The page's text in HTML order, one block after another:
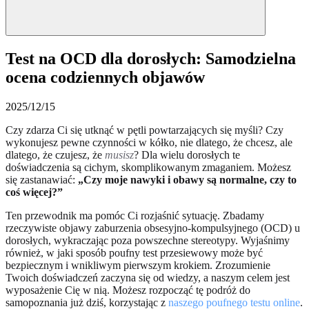
Test na OCD dla dorosłych: Samodzielna
ocena codziennych objawów
2025/12/15
Czy zdarza Ci się utknąć w pętli powtarzających się myśli? Czy
wykonujesz pewne czynności w kółko, nie dlatego, że chcesz, ale
dlatego, że czujesz, że musisz? Dla wielu dorosłych te
doświadczenia są cichym, skomplikowanym zmaganiem. Możesz
się zastanawiać: „Czy moje nawyki i obawy są normalne, czy to
coś więcej?”
Ten przewodnik ma pomóc Ci rozjaśnić sytuację. Zbadamy
rzeczywiste objawy zaburzenia obsesyjno-kompulsyjnego (OCD) u
dorosłych, wykraczając poza powszechne stereotypy. Wyjaśnimy
również, w jaki sposób poufny test przesiewowy może być
bezpiecznym i wnikliwym pierwszym krokiem. Zrozumienie
Twoich doświadczeń zaczyna się od wiedzy, a naszym celem jest
wyposażenie Cię w nią. Możesz rozpocząć tę podróż do
samopoznania już dziś, korzystając z naszego poufnego testu online.